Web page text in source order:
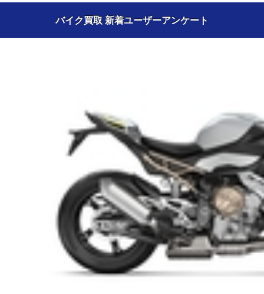
バイク買取 新着ユーザーアンケート